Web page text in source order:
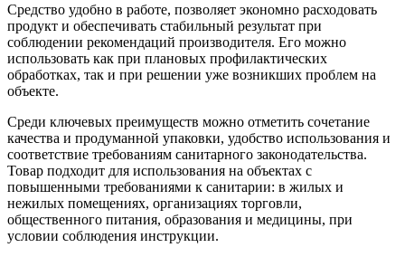
Средство удобно в работе, позволяет экономно расходовать
продукт и обеспечивать стабильный результат при
соблюдении рекомендаций производителя. Его можно
использовать как при плановых профилактических
обработках, так и при решении уже возникших проблем на
объекте.
Среди ключевых преимуществ можно отметить сочетание
качества и продуманной упаковки, удобство использования и
соответствие требованиям санитарного законодательства.
Товар подходит для использования на объектах с
повышенными требованиями к санитарии: в жилых и
нежилых помещениях, организациях торговли,
общественного питания, образования и медицины, при
условии соблюдения инструкции.